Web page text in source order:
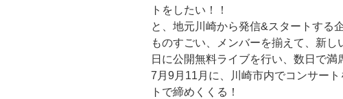
トをしたい！！
と、地元川崎から発信&スタートする
ものすごい、メンバーを揃えて、新
日に公開無料ライブを行い、数日で満
7月9月11月に、川崎市内でコンサー
トで締めくくる！